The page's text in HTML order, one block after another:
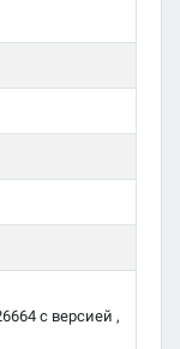
с версией ,